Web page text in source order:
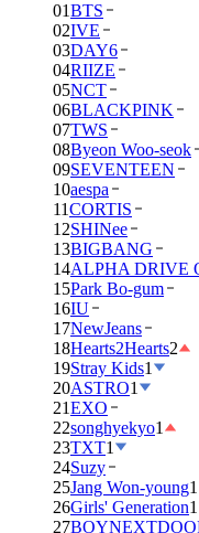
01BTS
02IVE
03DAY6
04RIIZE
05NCT
06BLACKPINK
07TWS
08Byeon Woo-seok
09SEVENTEEN
10aespa
11CORTIS
12SHINee
13BIGBANG
14ALPHA DRIVE
15Park Bo-gum
16IU
17NewJeans
18Hearts2Hearts2
19Stray Kids1
20ASTRO1
21EXO
22songhyekyo1
23TXT1
24Suzy
25Jang Won-young1
26Girls' Generation1
27